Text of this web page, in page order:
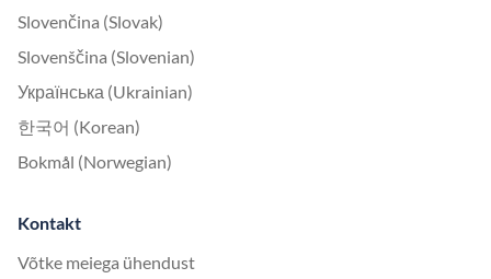
Slovenčina (Slovak)
Slovenščina (Slovenian)
Українська (Ukrainian)
한국어 (Korean)
Bokmål (Norwegian)
Kontakt
Võtke meiega ühendust